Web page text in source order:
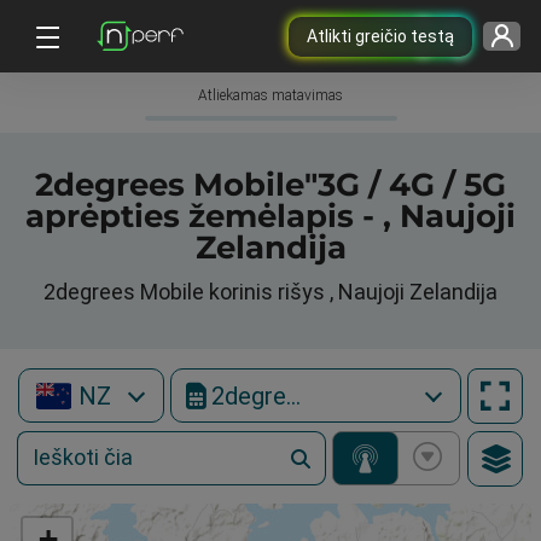
Atlikti greičio testą
Atliekamas matavimas
2degrees Mobile"3G / 4G / 5G
aprėpties žemėlapis - , Naujoji
Zelandija
2degrees Mobile korinis rišys , Naujoji Zelandija
NZ 2degrees Mobile